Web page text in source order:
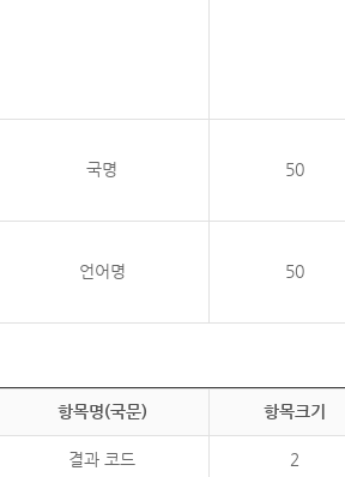
국명 50
언어명 50
항목명(국문) 항목크기
결과 코드 2